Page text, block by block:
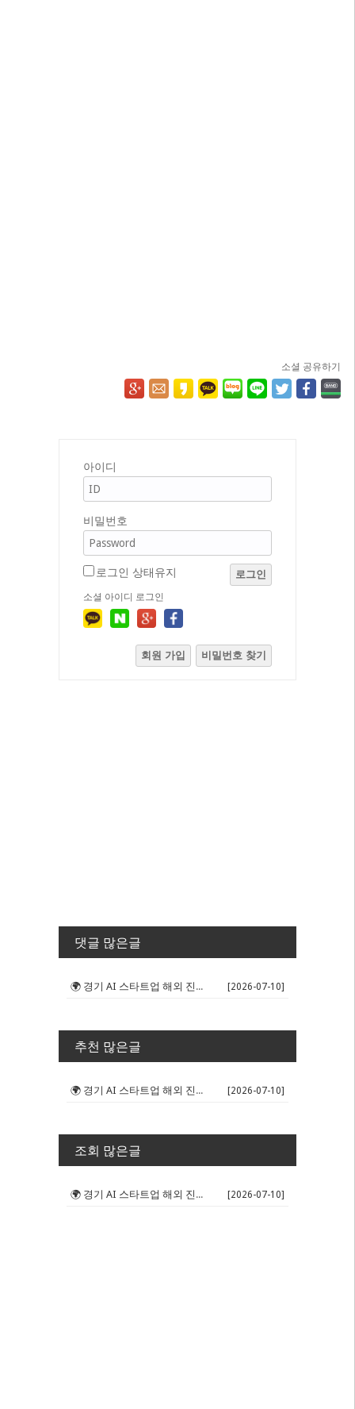
소셜 공유하기
아이디
비밀번호
로그인 상태유지 로그인
소셜 아이디 로그인
회원 가입 비밀번호 찾기
댓글 많은글
🌍 경기 AI 스타트업 해외 진출 판... [2026-07-10]
추천 많은글
🌍 경기 AI 스타트업 해외 진출 판... [2026-07-10]
조회 많은글
🌍 경기 AI 스타트업 해외 진출 판... [2026-07-10]